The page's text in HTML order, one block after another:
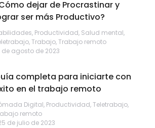
dejar de Procrastinar y
ser más Productivo?
, Productividad, Salud mental,
,Trabajo,Trabajo remoto
de agosto de 2023
completa para iniciarte con
en el trabajo remoto
Digital, Productividad,Teletrabajo,
remoto
de julio de 2023